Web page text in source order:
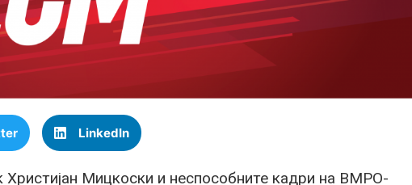
LinkedIn
Христијан Мицкоски и неспособните кадри на ВМРО-